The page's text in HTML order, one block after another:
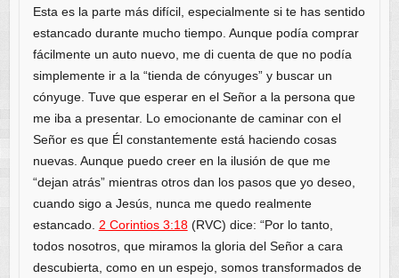
Esta es la parte más difícil, especialmente si te has sentido
estancado durante mucho tiempo. Aunque podía comprar
fácilmente un auto nuevo, me di cuenta de que no podía
simplemente ir a la “tienda de cónyuges” y buscar un
cónyuge. Tuve que esperar en el Señor a la persona que
me iba a presentar. Lo emocionante de caminar con el
Señor es que Él constantemente está haciendo cosas
nuevas. Aunque puedo creer en la ilusión de que me
“dejan atrás” mientras otros dan los pasos que yo deseo,
cuando sigo a Jesús, nunca me quedo realmente
estancado. 2 Corintios 3:18(RVC) dice: “Por lo tanto,
todos nosotros, que miramos la gloria del Señor a cara
descubierta, como en un espejo, somos transformados de